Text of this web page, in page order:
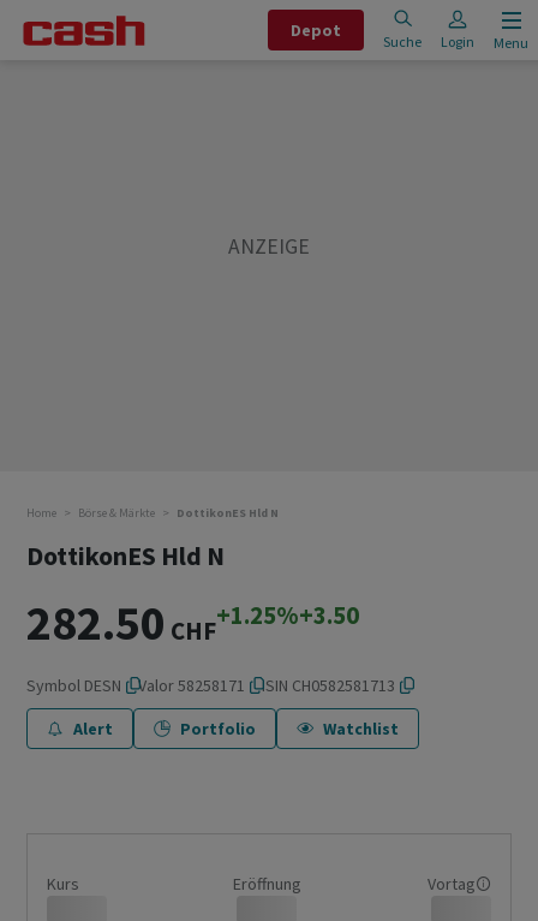
Depot
Suche Login Menu
Home Börse & Märkte DottikonES Hld N
DottikonES Hld N
282.50 CHF+1.25%+3.50
Symbol DESN Valor58258171 ISIN CH0582581713
Alert
Portfolio Watchlist
Kurs Eröffnung Vortag